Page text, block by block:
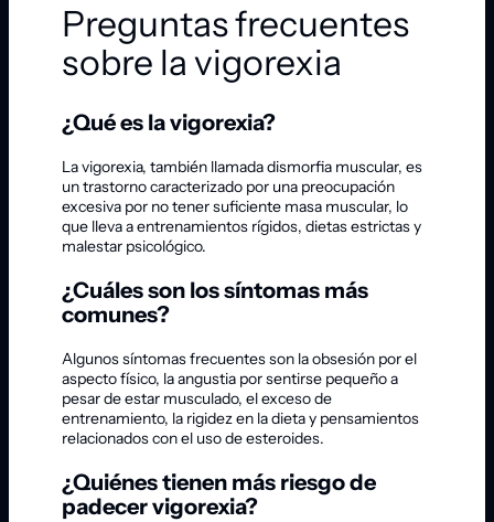
Preguntas frecuentes
sobre la vigorexia
¿Qué es la vigorexia?
La vigorexia, también llamada dismorfia muscular, es
un trastorno caracterizado por una preocupación
excesiva por no tener suficiente masa muscular, lo
que lleva a entrenamientos rígidos, dietas estrictas y
malestar psicológico.
¿Cuáles son los síntomas más
comunes?
Algunos síntomas frecuentes son la obsesión por el
aspecto físico, la angustia por sentirse pequeño a
pesar de estar musculado, el exceso de
entrenamiento, la rigidez en la dieta y pensamientos
relacionados con el uso de esteroides.
¿Quiénes tienen más riesgo de
padecer vigorexia?